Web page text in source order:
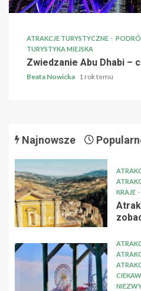
ATRAKCJE TURYSTYCZNE
TURYSTYKA MIEJSKA
Zwiedzanie Abu Dhabi –
Beata Nowicka 1 rok temu
Najnowsze
KRAJE